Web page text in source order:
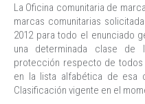
La Oficina comunitaria de
marcas comunitarias
2012 para todo el enunciado
una determinada clase de
protección respecto de
en la lista alfabética de esa
Clasificación vigente en el